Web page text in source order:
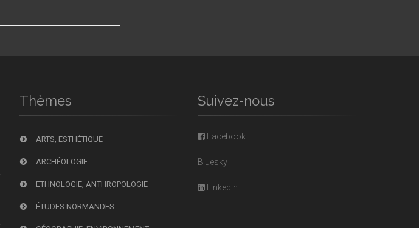
Thèmes
ARTS, ESTHÉTIQUE
ARCHÉOLOGIE
ETHNOLOGIE, ANTHROPOLOGIE
ÉTUDES NORMANDES
Suivez-nous
Facebook
Bluesky
LinkedIn